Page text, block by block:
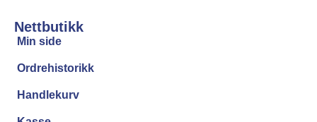
Nettbutikk
Min side
Ordrehistorikk
Handlekurv